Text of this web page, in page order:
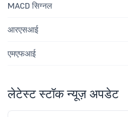
MACD सिग्नल
आरएसआई
एमएफआई
लेटेस्ट स्टॉक न्यूज़ अपडेट